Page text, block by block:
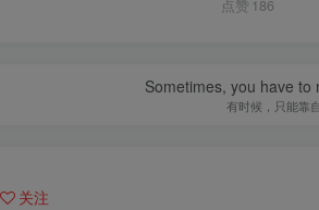
点赞 186
Sometimes, you have
有时候，只能靠
关注